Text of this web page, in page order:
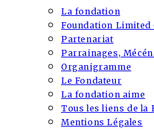
La fondation
Foundation Limited
Partenariat
Parrainages,
Organigramme
Le Fondateur
La fondation aime
Tous les liens de la
Mentions Légales